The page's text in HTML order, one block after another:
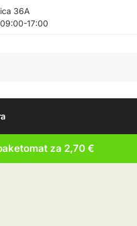
36A
17:00
za 2,70 €